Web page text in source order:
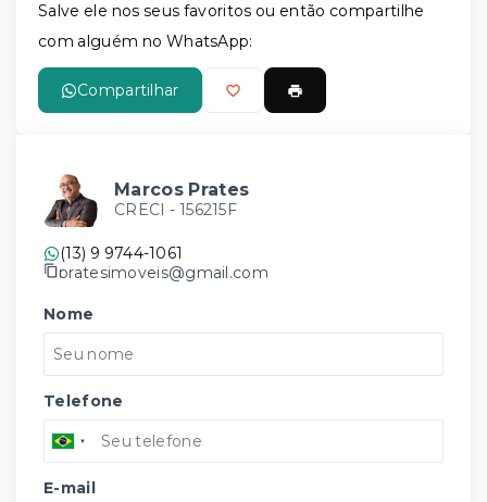
Salve ele nos seus favoritos ou então compartilhe
com alguém no WhatsApp:
Compartilhar
Marcos Prates
CRECI - 156215F
(13) 9 9744-1061
pratesimoveis@gmail.com
Nome
Telefone
E-mail